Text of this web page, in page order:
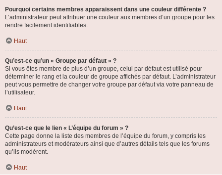
Pourquoi certains membres apparaissent dans une couleur différente ?
L’administrateur peut attribuer une couleur aux membres d’un groupe pour les
rendre facilement identifiables.
Haut
Qu’est-ce qu’un « Groupe par défaut » ?
Si vous êtes membre de plus d’un groupe, celui par défaut est utilisé pour
déterminer le rang et la couleur de groupe affichés par défaut. L’administrateur
peut vous permettre de changer votre groupe par défaut via votre panneau de
l’utilisateur.
Haut
Qu’est-ce que le lien « L’équipe du forum » ?
Cette page donne la liste des membres de l’équipe du forum, y compris les
administrateurs et modérateurs ainsi que d’autres détails tels que les forums
qu’ils modèrent.
Haut